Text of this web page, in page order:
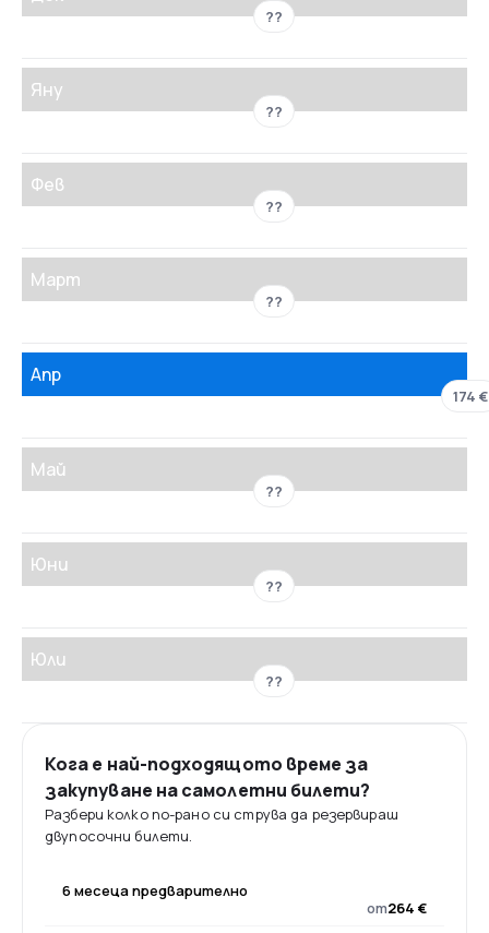
??
Яну
??
Фев
??
Март
??
Апр
174 €
Май
??
Юни
??
Юли
??
Кога е най-подходящото време за
закупуване на самолетни билети?
Разбери колко по-рано си струва да резервираш
двупосочни билети.
6 месеца предварително
от264 €